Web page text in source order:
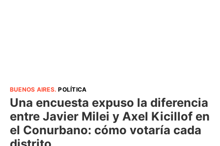
BUENOS AIRES.POLÍTICA
Una encuesta expuso la diferencia
entre Javier Milei y Axel Kicillof en
el Conurbano: cómo votaría cada